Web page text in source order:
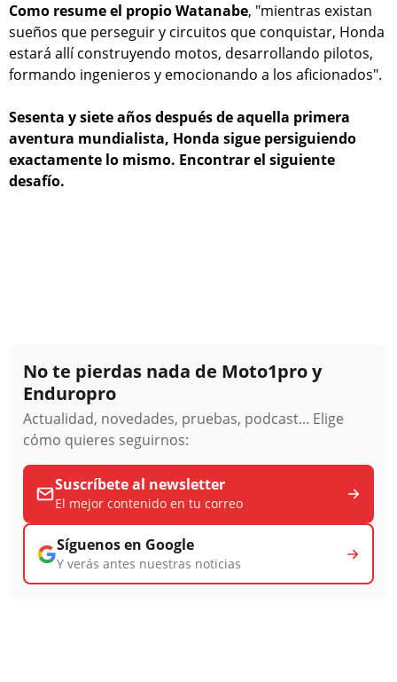
Como resume el propio Watanabe, "mientras existan
sueños que perseguir y circuitos que conquistar, Honda
estará allí construyendo motos, desarrollando pilotos,
formando ingenieros y emocionando a los aficionados".
Sesenta y siete años después de aquella primera
aventura mundialista, Honda sigue persiguiendo
exactamente lo mismo. Encontrar el siguiente
desafío.
No te pierdas nada de Moto1pro y
Enduropro
Actualidad, novedades, pruebas, podcast... Elige
cómo quieres seguirnos:
Suscríbete al newsletter
El mejor contenido en tu correo
Síguenos en Google
Y verás antes nuestras noticias